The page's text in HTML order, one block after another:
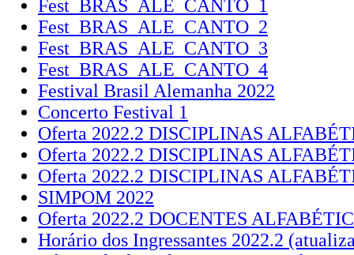
Fest_BRAS_ALE_CANTO_1
Fest_BRAS_ALE_CANTO_2
Fest_BRAS_ALE_CANTO_3
Fest_BRAS_ALE_CANTO_4
Festival Brasil Alemanha 2022
Concerto Festival 1
Oferta 2022.2 DISCIPLINAS
Oferta 2022.2 DISCIPLINAS
Oferta 2022.2 DISCIPLINAS
SIMPOM 2022
Oferta 2022.2 DOCENTES
Horário dos Ingressantes 2022.2